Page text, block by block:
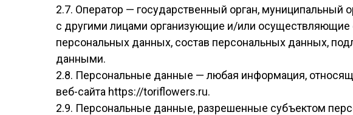
2.7. Оператор — государственный орган, муниципальный
с другими лицами организующие и/или
персональных данных, состав персональных данных,
данными.
2.8. Персональные данные — любая информация,
веб-сайта https://toriflowers.ru.
2.9. Персональные данные, разрешенные субъектом